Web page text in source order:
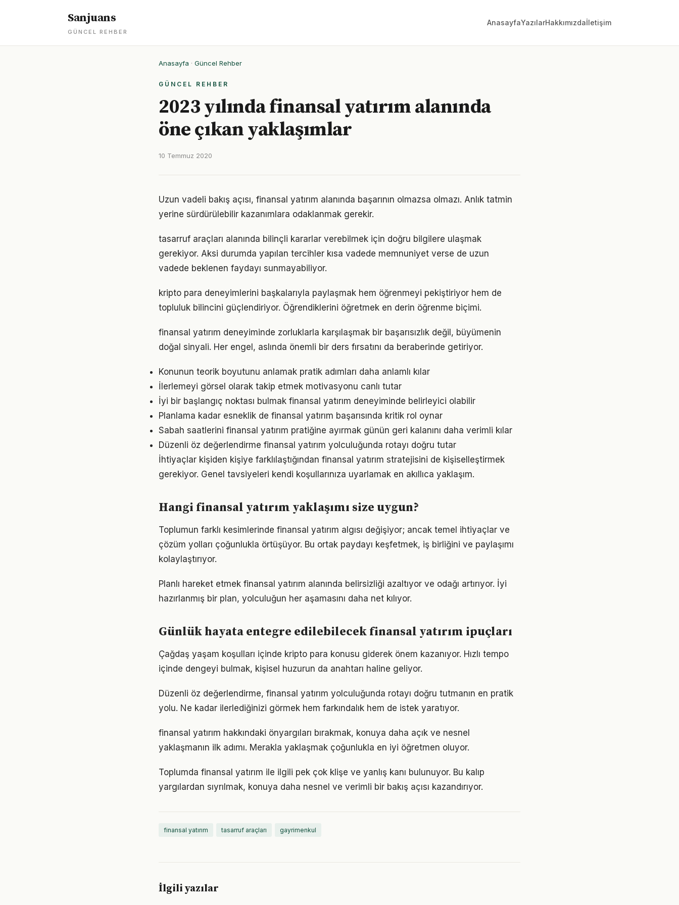
Sanjuans
GÜNCEL REHBER
AnasayfaYazılarHakkımızdaİletişim
Anasayfa · Güncel Rehber
GÜNCEL REHBER
2023 yılında finansal yatırım alanında
öne çıkan yaklaşımlar
10 Temmuz 2020
Uzun vadeli bakış açısı, finansal yatırım alanında başarının olmazsa olmazı. Anlık tatmin
yerine sürdürülebilir kazanımlara odaklanmak gerekir.
tasarruf araçları alanında bilinçli kararlar verebilmek için doğru bilgilere ulaşmak
gerekiyor. Aksi durumda yapılan tercihler kısa vadede memnuniyet verse de uzun
vadede beklenen faydayı sunmayabiliyor.
kripto para deneyimlerini başkalarıyla paylaşmak hem öğrenmeyi pekiştiriyor hem de
topluluk bilincini güçlendiriyor. Öğrendiklerini öğretmek en derin öğrenme biçimi.
finansal yatırım deneyiminde zorluklarla karşılaşmak bir başarısızlık değil, büyümenin
doğal sinyali. Her engel, aslında önemli bir ders fırsatını da beraberinde getiriyor.
Konunun teorik boyutunu anlamak pratik adımları daha anlamlı kılar
İlerlemeyi görsel olarak takip etmek motivasyonu canlı tutar
İyi bir başlangıç noktası bulmak finansal yatırım deneyiminde belirleyici olabilir
Planlama kadar esneklik de finansal yatırım başarısında kritik rol oynar
Sabah saatlerini finansal yatırım pratiğine ayırmak günün geri kalanını daha verimli kılar
Düzenli öz değerlendirme finansal yatırım yolculuğunda rotayı doğru tutar
İhtiyaçlar kişiden kişiye farklılaştığından finansal yatırım stratejisini de kişiselleştirmek
gerekiyor. Genel tavsiyeleri kendi koşullarınıza uyarlamak en akıllıca yaklaşım.
Hangi finansal yatırım yaklaşımı size uygun?
Toplumun farklı kesimlerinde finansal yatırım algısı değişiyor; ancak temel ihtiyaçlar ve
çözüm yolları çoğunlukla örtüşüyor. Bu ortak paydayı keşfetmek, iş birliğini ve paylaşımı
kolaylaştırıyor.
Planlı hareket etmek finansal yatırım alanında belirsizliği azaltıyor ve odağı artırıyor. İyi
hazırlanmış bir plan, yolculuğun her aşamasını daha net kılıyor.
Günlük hayata entegre edilebilecek finansal yatırım ipuçları
Çağdaş yaşam koşulları içinde kripto para konusu giderek önem kazanıyor. Hızlı tempo
içinde dengeyi bulmak, kişisel huzurun da anahtarı haline geliyor.
Düzenli öz değerlendirme, finansal yatırım yolculuğunda rotayı doğru tutmanın en pratik
yolu. Ne kadar ilerlediğinizi görmek hem farkındalık hem de istek yaratıyor.
finansal yatırım hakkındaki önyargıları bırakmak, konuya daha açık ve nesnel
yaklaşmanın ilk adımı. Merakla yaklaşmak çoğunlukla en iyi öğretmen oluyor.
Toplumda finansal yatırım ile ilgili pek çok klişe ve yanlış kanı bulunuyor. Bu kalıp
yargılardan sıyrılmak, konuya daha nesnel ve verimli bir bakış açısı kazandırıyor.
finansal yatırım tasarruf araçları gayrimenkul
İlgili yazılar